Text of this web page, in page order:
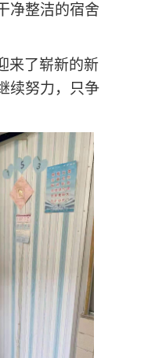
净整洁的宿舍
来了崭新的新
续努力，只争